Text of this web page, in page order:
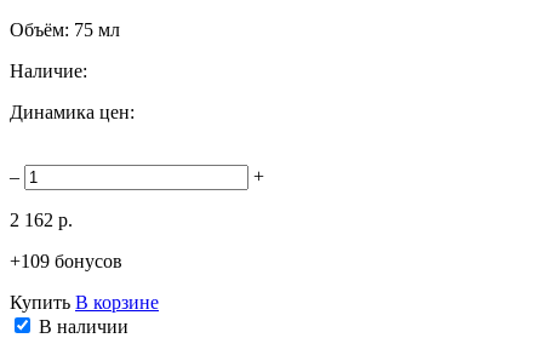
Объём: 75 мл
Наличие:
Динамика цен:
– +
2 162 р.
+109 бонусов
Купить В корзине
В наличии